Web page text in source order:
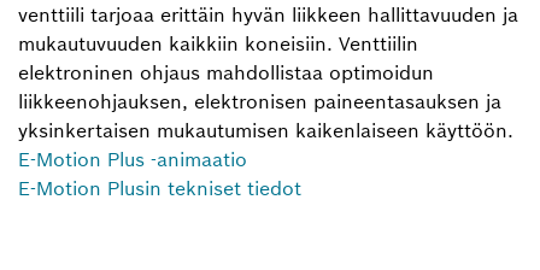
venttiili tarjoaa erittäin hyvän liikkeen hallittavuuden ja
mukautuvuuden kaikkiin koneisiin. Venttiilin
elektroninen ohjaus mahdollistaa optimoidun
liikkeenohjauksen, elektronisen paineentasauksen ja
yksinkertaisen mukautumisen kaikenlaiseen käyttöön.
E-Motion Plus ‑animaatio
E-Motion Plusin tekniset tiedot